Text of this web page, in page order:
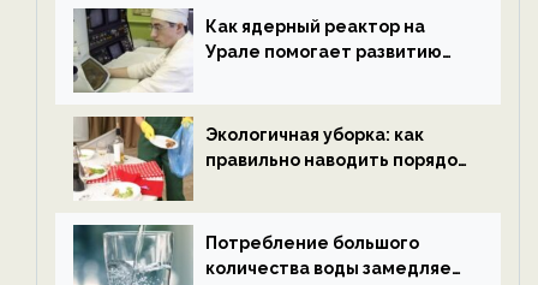
ECOportal
Как ядерный реактор на
Урале помогает развитию
ECOportal
Экологичная уборка: как
правильно наводить порядок
Потребление большого
количества воды замедляет